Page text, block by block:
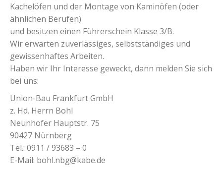
Kachelöfen und der Montage von Kaminöfen (oder
ähnlichen Berufen)
und besitzen einen Führerschein Klasse 3/B.
Wir erwarten zuverlässiges, selbstständiges und
gewissenhaftes Arbeiten.
Haben wir Ihr Interesse geweckt, dann melden Sie sich
bei uns:
Union-Bau Frankfurt GmbH
z. Hd. Herrn Bohl
Neunhofer Hauptstr. 75
90427 Nürnberg
Tel.: 0911 / 93683 – 0
E-Mail: bohl.nbg@kabe.de